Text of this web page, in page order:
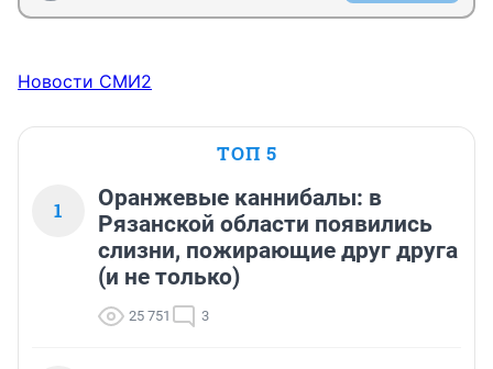
Новости СМИ2
ТОП 5
1
Оранжевые каннибалы: в
Рязанской области появились
слизни, пожирающие друг друга
(и не только)
25 751 3